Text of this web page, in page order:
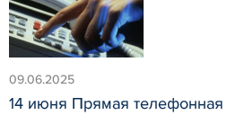
09.06.2025
14 июня Прямая телефонная